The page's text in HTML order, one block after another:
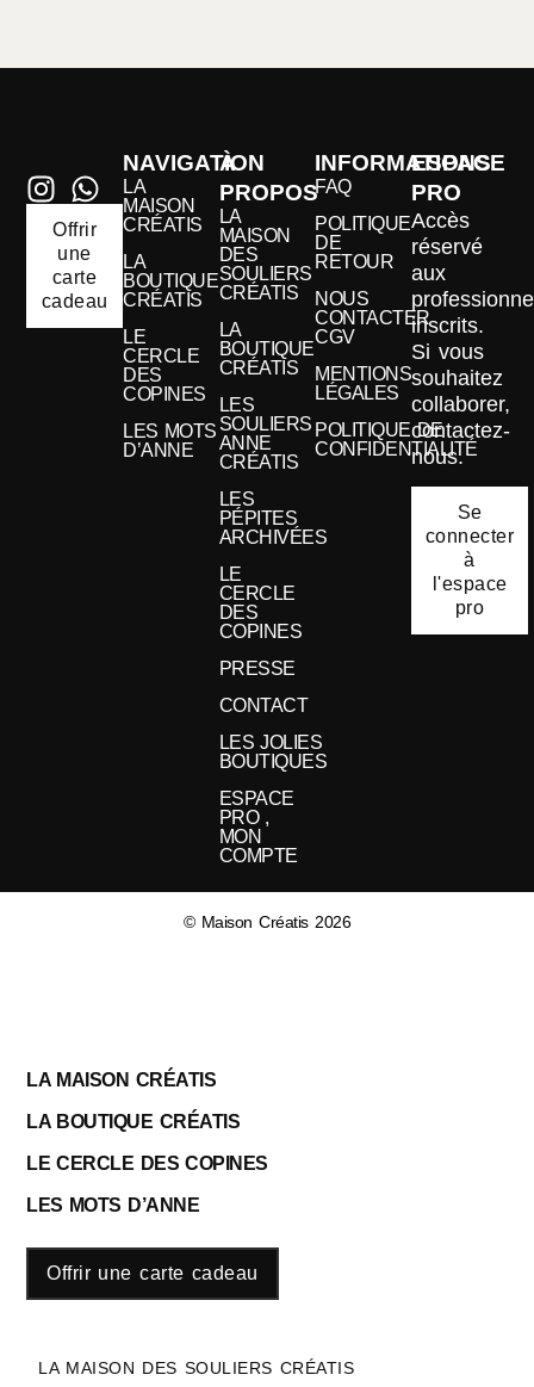
Offrir
une
carte
cadeau
NAVIGATION
LA
MAISON
CRÉATIS
LA
BOUTIQUE
CRÉATIS
LE
CERCLE
DES
COPINES
LES MOTS
D’ANNE
À
PROPOS
LA
MAISON
DES
SOULIERS
CRÉATIS
LA
BOUTIQUE
CRÉATIS
LES
SOULIERS
ANNE
CRÉATIS
LES
PÉPITES
ARCHIVÉES
LE
CERCLE
DES
COPINES
PRESSE
CONTACT
LES JOLIES
BOUTIQUES
ESPACE
PRO ,
MON
COMPTE
INFORMATIONS
FAQ
POLITIQUE
DE
RETOUR
NOUS
CONTACTER
CGV
MENTIONS
LÉGALES
POLITIQUE DE
CONFIDENTIALITÉ
ESPACE
PRO
Accès
réservé
aux
inscrits.
Si vous
souhaitez
collaborer,
contactez-
nous.
Se
connecter
à
l'espace
pro
© Maison Créatis 2026
LA MAISON CRÉATIS
LA BOUTIQUE CRÉATIS
LE CERCLE DES COPINES
LES MOTS D’ANNE
Offrir une carte cadeau
LA MAISON DES SOULIERS CRÉATIS